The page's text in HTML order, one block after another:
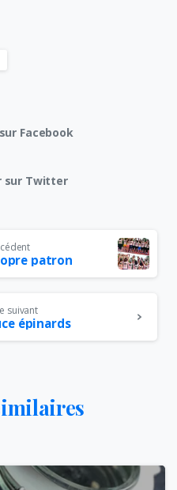
Facebook
sur Twitter
patron
suivant
épinards